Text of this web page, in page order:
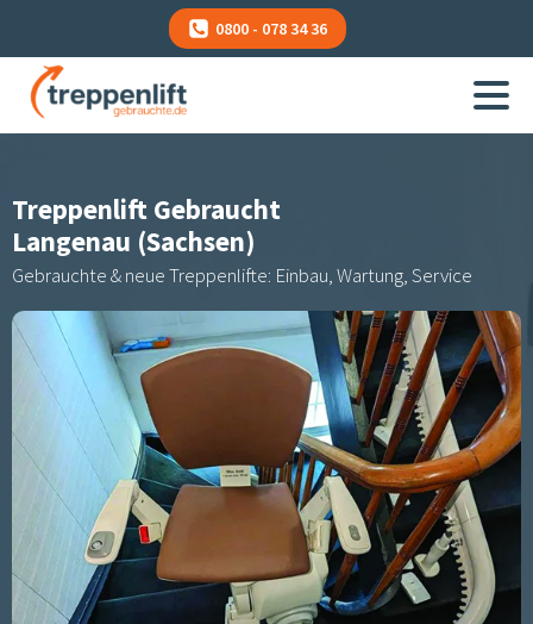
0800 - 078 34 36
Treppenlift Gebraucht
Langenau (Sachsen)
Gebrauchte & neue Treppenlifte: Einbau, Wartung, Service